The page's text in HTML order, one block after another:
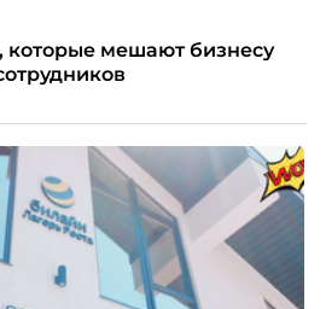
которые мешают бизнесу